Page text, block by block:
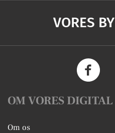
VORES BY
OM VORES DIGITAL
Om os